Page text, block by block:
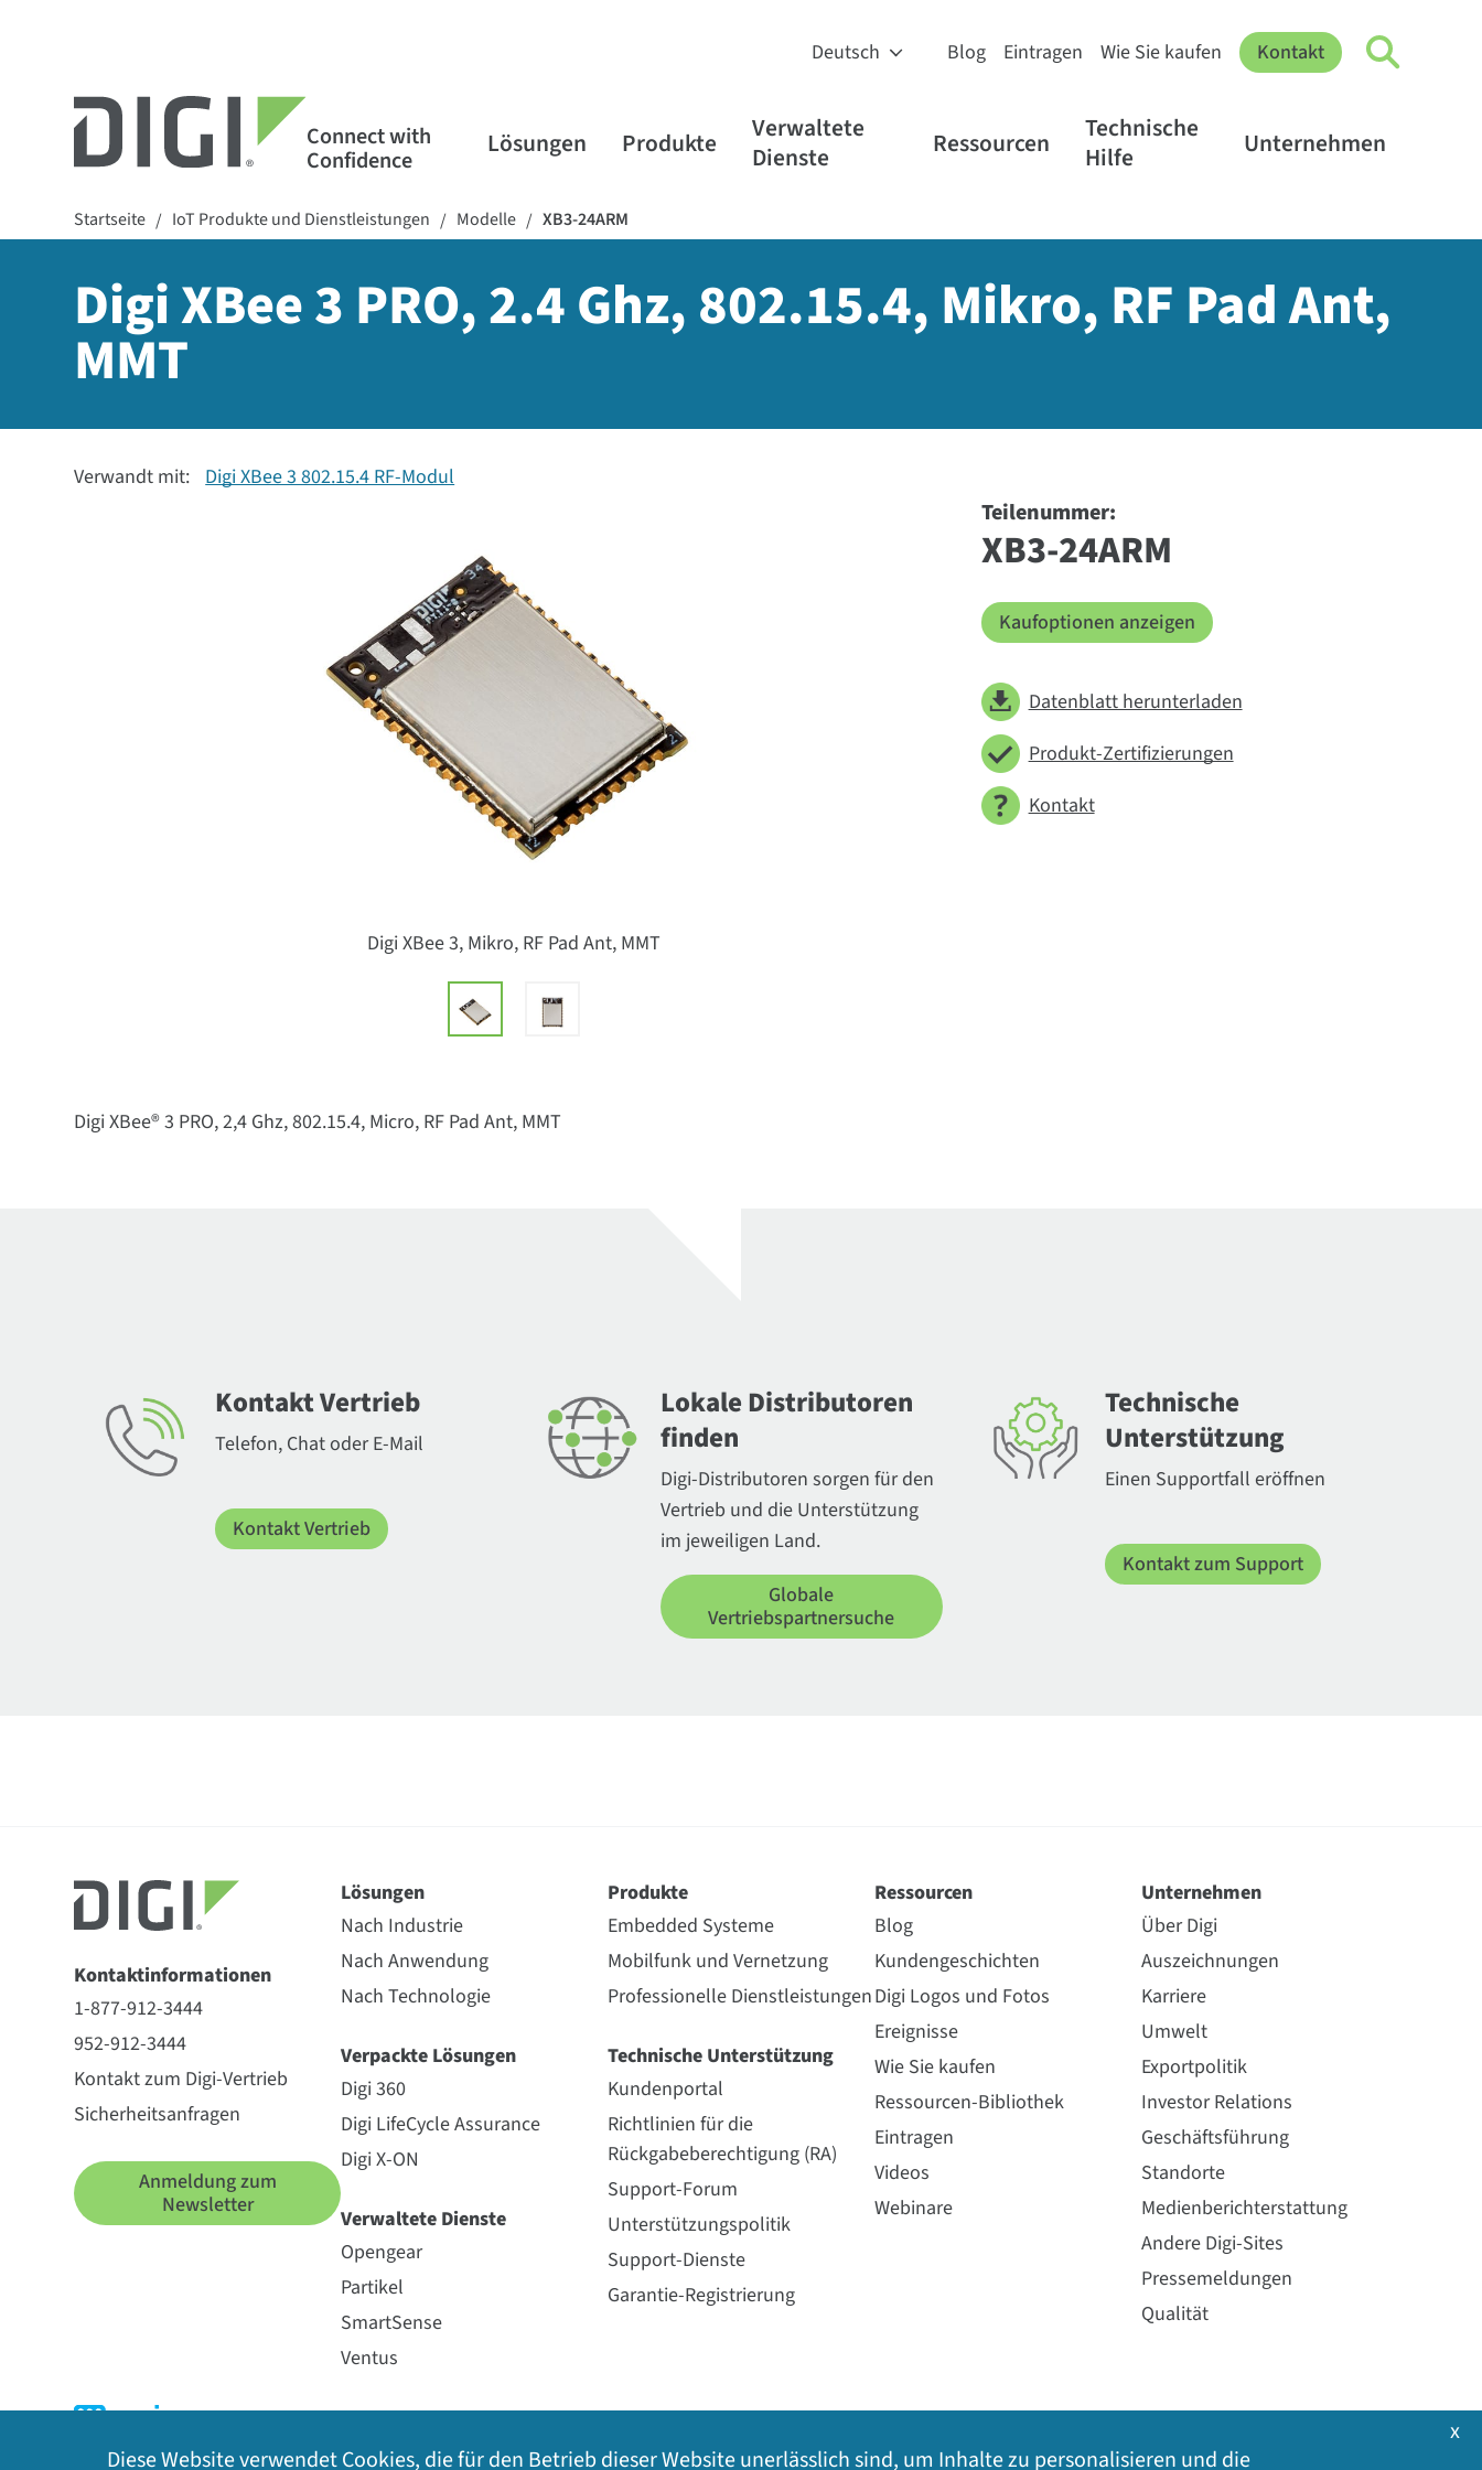
Connect with
Confidence
Blog Eintragen Wie Sie kaufen Kontakt
Lösungen Produkte
Verwaltete
Dienste
Ressourcen
Technische
Hilfe
Unternehmen
Startseite / IoT Produkte und Dienstleistungen / Modelle / XB3-24ARM
Digi XBee 3 PRO, 2.4 Ghz, 802.15.4, Mikro, RF Pad Ant,
MMT
Verwandt mit: Digi XBee 3 802.15.4 RF-Modul
Digi XBee 3, Mikro, RF Pad Ant, MMT
Teilenummer:
XB3-24ARM
Kaufoptionen anzeigen
Datenblatt herunterladen
Produkt-Zertifizierungen
Kontakt
Digi XBee® 3 PRO, 2,4 Ghz, 802.15.4, Micro, RF Pad Ant, MMT
Kontakt Vertrieb
Telefon, Chat oder E-Mail
Kontakt Vertrieb
Lokale Distributoren
finden
Digi-Distributoren sorgen für den
Vertrieb und die Unterstützung
im jeweiligen Land.
Globale
Vertriebspartnersuche
Technische
Unterstützung
Einen Supportfall eröffnen
Kontakt zum Support
Kontaktinformationen
1-877-912-3444
952-912-3444
Kontakt zum Digi-Vertrieb
Sicherheitsanfragen
Anmeldung zum
Newsletter
Lösungen
Nach Industrie
Nach Anwendung
Nach Technologie
Verpackte Lösungen
Digi 360
Digi LifeCycle Assurance
Digi X-ON
Verwaltete Dienste
Opengear
Partikel
SmartSense
Ventus
Produkte
Embedded Systeme
Mobilfunk und Vernetzung
Professionelle Dienstleistungen
Technische Unterstützung
Kundenportal
Richtlinien für die
Rückgabeberechtigung (RA)
Support-Forum
Unterstützungspolitik
Support-Dienste
Garantie-Registrierung
Ressourcen
Blog
Kundengeschichten
Digi Logos und Fotos
Ereignisse
Wie Sie kaufen
Ressourcen-Bibliothek
Eintragen
Videos
Webinare
Unternehmen
Über Digi
Auszeichnungen
Karriere
Umwelt
Exportpolitik
Investor Relations
Geschäftsführung
Standorte
Medienberichterstattung
Andere Digi-Sites
Pressemeldungen
Qualität
Diese Website verwendet Cookies, die für den Betrieb dieser Website unerlässlich sind, um Inhalte zu personalisieren und die
x